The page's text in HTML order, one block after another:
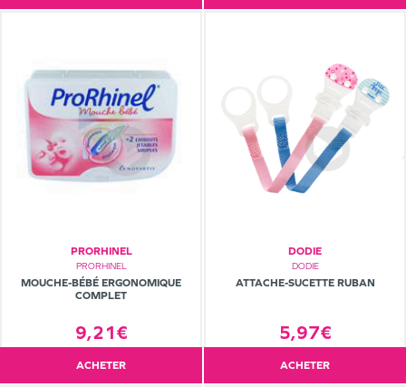
PRORHINEL
PRORHINEL
MOUCHE-BÉBÉ ERGONOMIQUE
COMPLET
9,21€
ACHETER
DODIE
DODIE
ATTACHE-SUCETTE RUBAN
5,97€
ACHETER